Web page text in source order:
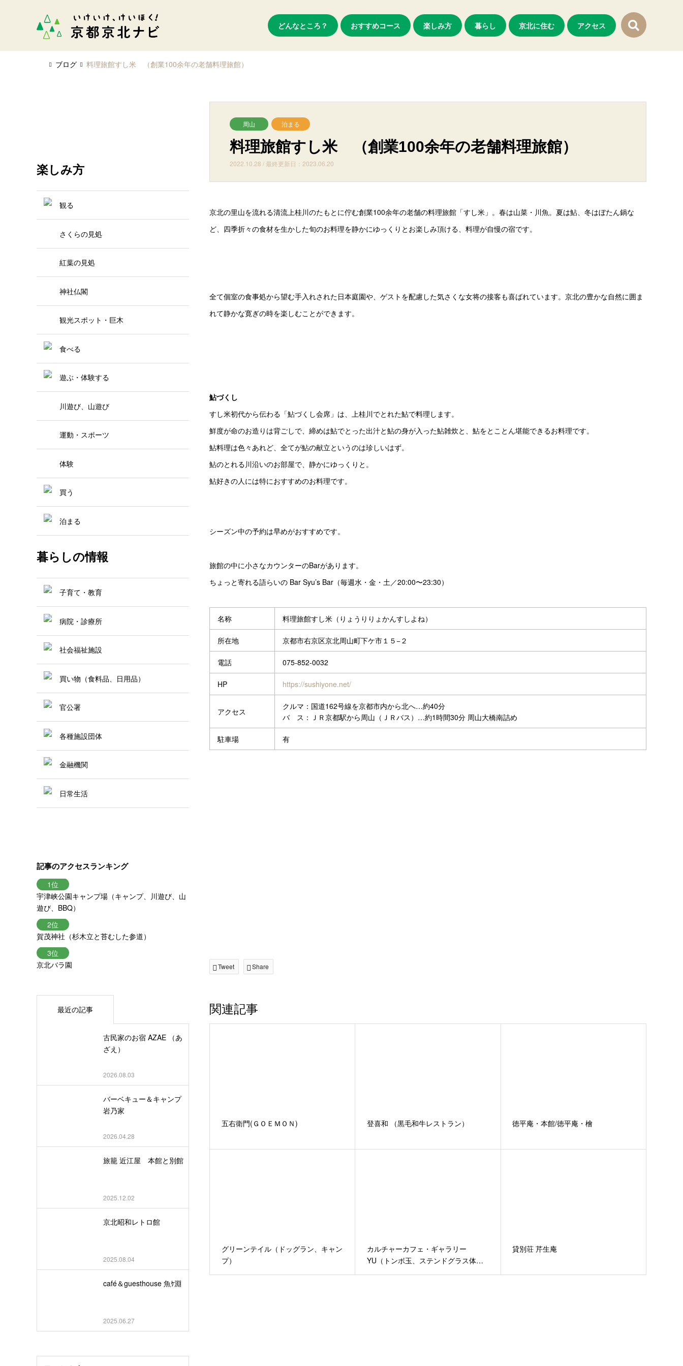
どんなところ？ おすすめコース 楽しみ方 暮らし 京北に住む アクセス
ブログ 料理旅館すし米 （創業100余年の老舗料理旅館）
周山 泊まる
料理旅館すし米 （創業100余年の老舗料理旅館）
2022.10.28 / 最終更新日：2023.06.20
京北の里山を流れる清流上桂川のたもとに佇む創業100余年の老舗の料理旅館「すし米」。春は山菜・川魚。夏は鮎、冬はぼたん鍋な
ど、四季折々の食材を生かした旬のお料理を静かにゆっくりとお楽しみ頂ける、料理が自慢の宿です。
全て個室の食事処から望む手入れされた日本庭園や、ゲストを配慮した気さくな女将の接客も喜ばれています。京北の豊かな自然に囲ま
れて静かな寛ぎの時を楽しむことができます。
鮎づくし
すし米初代から伝わる「鮎づくし会席」は、上桂川でとれた鮎で料理します。
鮮度が命のお造りは背ごしで、締めは鮎でとった出汁と鮎の身が入った鮎雑炊と、鮎をとことん堪能できるお料理です。
鮎料理は色々あれど、全てが鮎の献立というのは珍しいはず。
鮎のとれる川沿いのお部屋で、静かにゆっくりと。
鮎好きの人には特におすすめのお料理です。
シーズン中の予約は早めがおすすめです。
旅館の中に小さなカウンターのBarがあります。
ちょっと寄れる語らいの Bar Syu’s Bar（毎週水・金・土／20:00〜23:30）
名称 料理旅館すし米（りょうりりょかんすしよね）
所在地 京都市右京区京北周山町下ケ市１５−２
電話 075-852-0032
HP https://sushiyone.net/
アクセス
クルマ：国道162号線を京都市内から北へ…約40分
バ ス：ＪＲ京都駅から周山（ＪＲバス）…約1時間30分 周山大橋南詰め
駐車場 有
Tweet Share
関連記事
五右衛門(ＧＯＥＭＯＮ) 登喜和 （黒毛和牛レストラン） 徳平庵・本館/徳平庵・檜
グリーンテイル（ドッグラン、キャン
プ）
カルチャーカフェ・ギャラリー
YU（トンボ玉、ステンドグラス体…
貸別荘 芹生庵
楽しみ方
観る
さくらの見処
紅葉の見処
神社仏閣
観光スポット・巨木
食べる
遊ぶ・体験する
川遊び、山遊び
運動・スポーツ
体験
買う
泊まる
暮らしの情報
子育て・教育
病院・診療所
社会福祉施設
買い物（食料品、日用品）
官公署
各種施設団体
金融機関
日常生活
記事のアクセスランキング
宇津峡公園キャンプ場（キャンプ、川遊び、山
遊び、BBQ）
賀茂神社（杉木立と苔むした参道）
京北バラ園
最近の記事
古民家のお宿 AZAE （あ
ざえ）
2026.08.03
バーベキュー＆キャンプ
岩乃家
2026.04.28
旅籠 近江屋 本館と別館
2025.12.02
京北昭和レトロ館
2025.08.04
café＆guesthouse 魚ｹ淵
2025.06.27